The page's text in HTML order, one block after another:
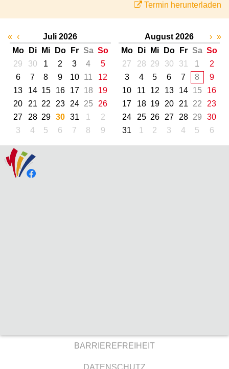
Termin herunterladen
« ‹
Juli 2026
Mo
Di Mi Do Fr Sa So
29
30 1 2 3 4
5
6
7 8 9 10 11
12
13
14 15 16 17 18
19
20
21 22 23 24 25
26
27
28 29 30 31 1
2
3
4 5 6 7 8 9
August 2026
Mo
Di Mi Do Fr Sa So
27
28 29 30 31 1
2
3
4 5 6 7 8
9
10
11 12 13 14 15
16
17
18 19 20 21 22
23
24
25 26 27 28 29
30
31
1 2 3 4 5 6
› »
BARRIEREFREIHEIT
DATENSCHUTZ